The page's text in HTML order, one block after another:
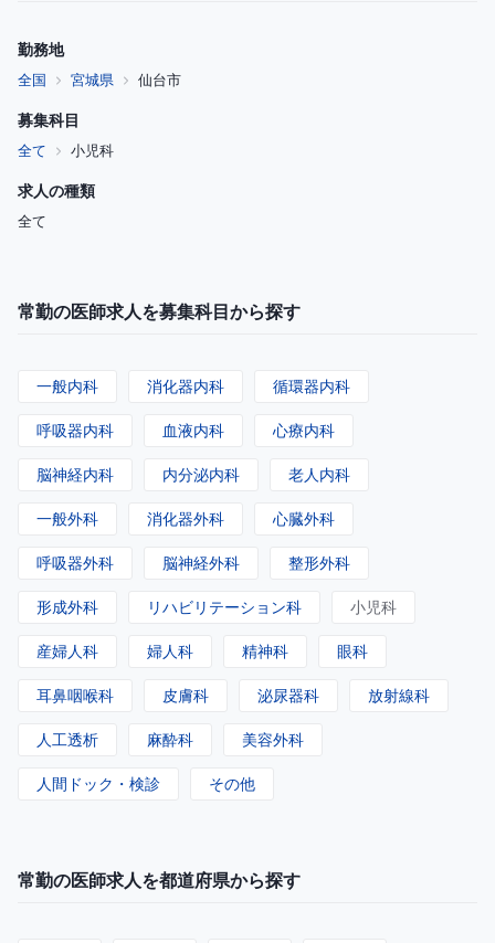
勤務地
全国 宮城県 仙台市
募集科目
全て 小児科
求人の種類
全て
常勤の医師求人を募集科目から探す
一般内科 消化器内科 循環器内科
呼吸器内科 血液内科 心療内科
脳神経内科 内分泌内科 老人内科
一般外科 消化器外科 心臓外科
呼吸器外科 脳神経外科 整形外科
形成外科 リハビリテーション科 小児科
産婦人科 婦人科 精神科 眼科
耳鼻咽喉科 皮膚科 泌尿器科 放射線科
人工透析 麻酔科 美容外科
人間ドック・検診 その他
常勤の医師求人を都道府県から探す